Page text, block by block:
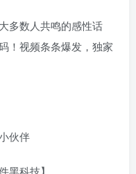
多数人共鸣的感性话
！视频条条爆发，独家
伙伴
黑科技】